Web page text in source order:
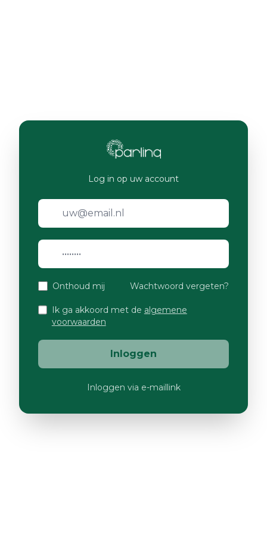
Log in op uw account
Onthoud mij Wachtwoord vergeten?
Ik ga akkoord met de algemene
voorwaarden
Inloggen
Inloggen via e-maillink